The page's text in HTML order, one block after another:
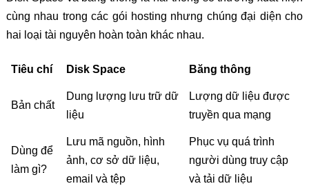
cùng nhau trong các gói hosting nhưng chúng đại diện cho
hai loại tài nguyên hoàn toàn khác nhau.
Tiêu chí Disk Space Băng thông
Bản chất
Dung lượng lưu trữ dữ
liệu
Lượng dữ liệu được
truyền qua mạng
Dùng để
làm gì?
Lưu mã nguồn, hình
ảnh, cơ sở dữ liệu,
email và tệp
Phục vụ quá trình
người dùng truy cập
và tải dữ liệu